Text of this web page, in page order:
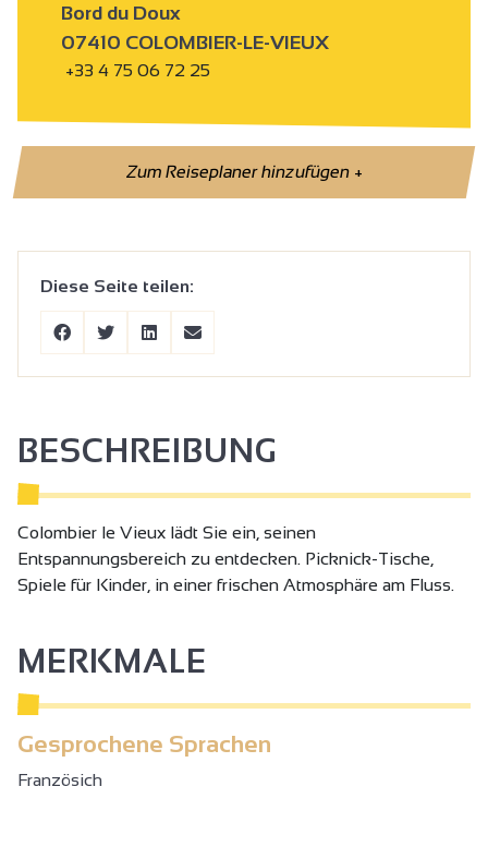
Bord du Doux
07410 COLOMBIER-LE-VIEUX
+33 4 75 06 72 25
Zum Reiseplaner hinzufügen+
Diese Seite teilen:
BESCHREIBUNG
Colombier le Vieux lädt Sie ein, seinen
Entspannungsbereich zu entdecken. Picknick-Tische,
Spiele für Kinder, in einer frischen Atmosphäre am Fluss.
MERKMALE
Gesprochene Sprachen
Französich